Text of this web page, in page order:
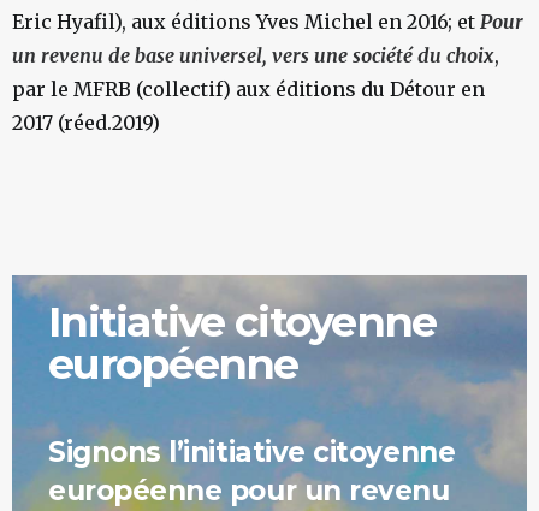
Eric Hyafil), aux éditions Yves Michel en 2016; et Pour
un revenu de base universel, vers une société du choix,
par le MFRB (collectif) aux éditions du Détour en
2017 (réed.2019)
Initiativecitoyenne
européenne
Signons l’initiative citoyenne
européenne pour un revenu